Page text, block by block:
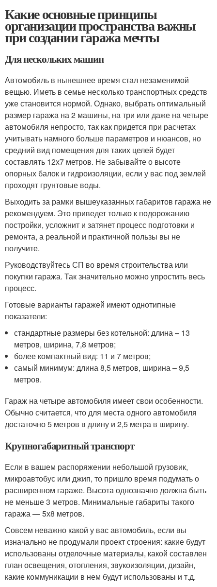
Какие основные принципы
организации пространства важны
при создании гаража мечты
Для нескольких машин
Автомобиль в нынешнее время стал незаменимой
вещью. Иметь в семье несколько транспортных средств
уже становится нормой. Однако, выбрать оптимальный
размер гаража на 2 машины, на три или даже на четыре
автомобиля непросто, так как придется при расчетах
учитывать намного больше параметров и нюансов, но
средний вид помещения для таких целей будет
составлять 12х7 метров. Не забывайте о высоте
опорных балок и гидроизоляции, если у вас под землей
проходят грунтовые воды.
Выходить за рамки вышеуказанных габаритов гаража не
рекомендуем. Это приведет только к подорожанию
постройки, усложнит и затянет процесс подготовки и
ремонта, а реальной и практичной пользы вы не
получите.
Руководствуйтесь СП во время строительства или
покупки гаража. Так значительно можно упростить весь
процесс.
Готовые варианты гаражей имеют однотипные
показатели:
стандартные размеры без котельной: длина – 13
метров, ширина, 7,8 метров;
более компактный вид: 11 и 7 метров;
самый минимум: длина 8,5 метров, ширина – 9,5
метров.
Гараж на четыре автомобиля имеет свои особенности.
Обычно считается, что для места одного автомобиля
достаточно 5 метров в длину и 2,5 метра в ширину.
Крупногабаритный транспорт
Если в вашем распоряжении небольшой грузовик,
микроавтобус или джип, то пришло время подумать о
расширенном гараже. Высота однозначно должна быть
не меньше 3 метров. Минимальные габариты такого
гаража — 5х8 метров.
Совсем неважно какой у вас автомобиль, если вы
изначально не продумали проект строения: какие будут
использованы отделочные материалы, какой составлен
план освещения, отопления, звукоизоляции, дизайн,
какие коммуникации в нем будут использованы и т.д.